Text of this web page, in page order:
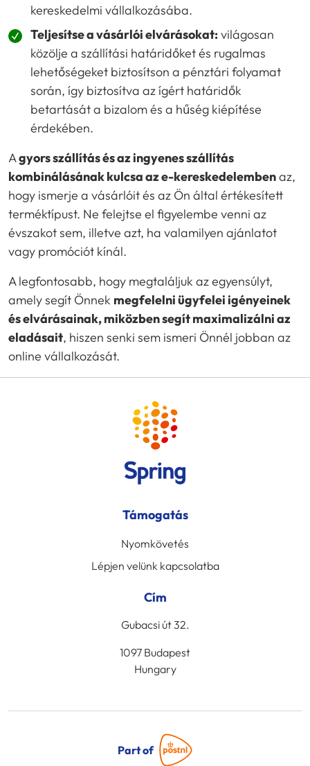
kereskedelmi vállalkozásába.
Teljesítse a vásárlói elvárásokat:világosan
közölje a szállítási határidőket és rugalmas
lehetőségeket biztosítson a pénztári folyamat
során, így biztosítva az ígért határidők
betartását a bizalom és a hűség kiépítése
érdekében.
Agyors szállítás és az ingyenes szállítás
kombinálásának kulcsa az e-kereskedelembenaz,
hogy ismerje a vásárlóit és az Ön által értékesített
terméktípust. Ne felejtse el figyelembe venni az
évszakot sem, illetve azt, ha valamilyen ajánlatot
vagy promóciót kínál.
A legfontosabb, hogy megtaláljuk az egyensúlyt,
amely segít Önnek megfelelni ügyfelei igényeinek
és elvárásainak, miközben segít maximalizálni az
eladásait, hiszen senki sem ismeri Önnél jobban az
online vállalkozását.
Támogatás
Nyomkövetés
Lépjen velünk kapcsolatba
Cím
Gubacsi út 32.
1097 Budapest
Hungary
Part of